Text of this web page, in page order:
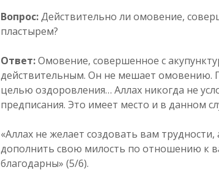
Вопрос:Действительно ли омовение,
пластырем?
Ответ:Омовение, совершенное с
действительным. Он не мешает омовению.
целью оздоровления… Аллах никогда не
предписания. Это имеет место и в данном
«Аллах не желает создовать вам трудности,
дополнить свою милость по отношению к
благодарны» (5/6).